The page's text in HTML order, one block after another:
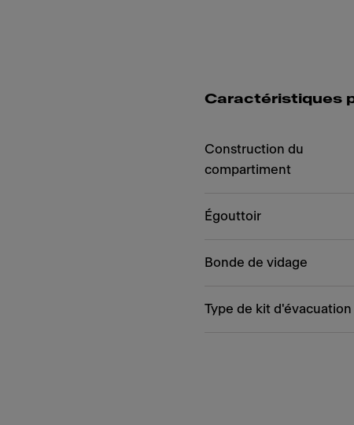
Caractéristiques
Construction du
compartiment
Égouttoir
Bonde de vidage
Type de kit d'évacuation